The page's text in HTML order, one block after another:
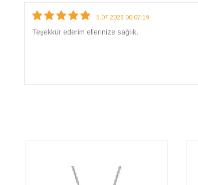
4.08.2026 16:27:03
Çarpıcı ve olağanüstü bir işçilikle hazırlanmış bir